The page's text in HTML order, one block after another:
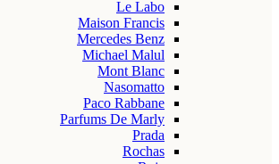
Le Labo
Maison Francis
Mercedes Benz
Michael Malul
Mont Blanc
Nasomatto
Paco Rabbane
Parfums De Marly
Prada
Rochas